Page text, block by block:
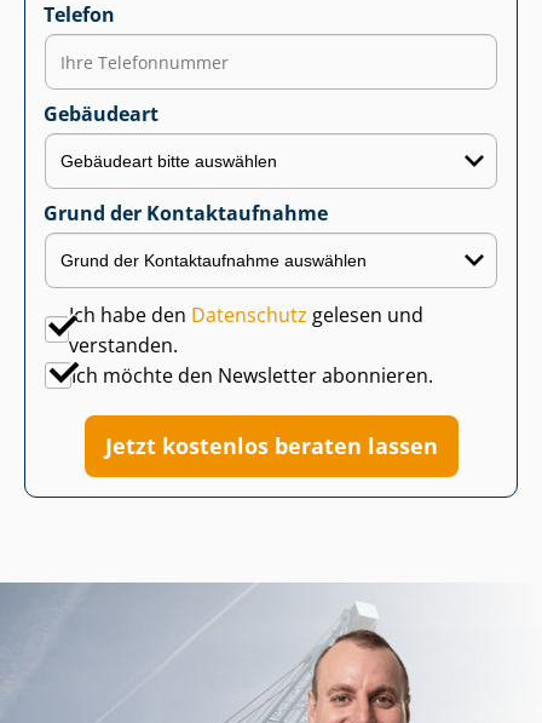
Telefon
Gebäudeart
Grund der Kontaktaufnahme
Ich habe den Datenschutz gelesen und
verstanden.
Ich möchte den Newsletter abonnieren.
Jetzt kostenlos beraten lassen